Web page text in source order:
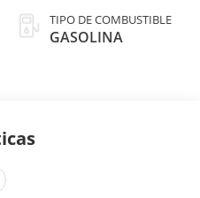
TIPO DE COMBUSTIBLE
GASOLINA